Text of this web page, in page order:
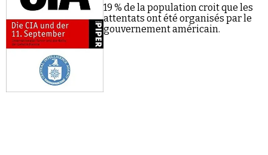
19 % de la population croit que les
attentats ont été organisés par le
gouvernement américain.